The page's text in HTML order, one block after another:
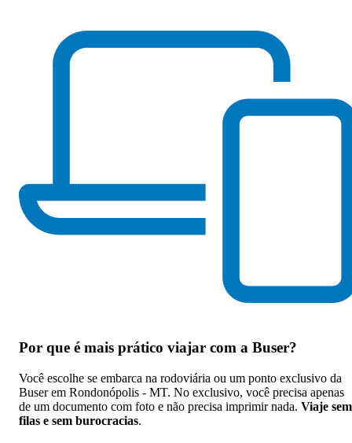
Por que é mais prático viajar com a Buser?
Você escolhe se embarca na rodoviária ou um ponto exclusivo da
Buser em Rondonópolis - MT. No exclusivo, você precisa apenas
de um documento com foto e não precisa imprimir nada. Viaje sem
filas e sem burocracias.